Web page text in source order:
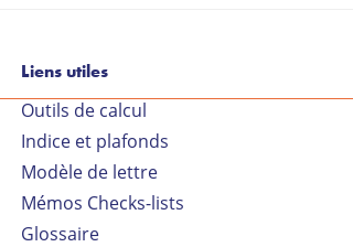
Liens utiles
Outils de calcul
Indice et plafonds
Modèle de lettre
Mémos Checks-lists
Glossaire